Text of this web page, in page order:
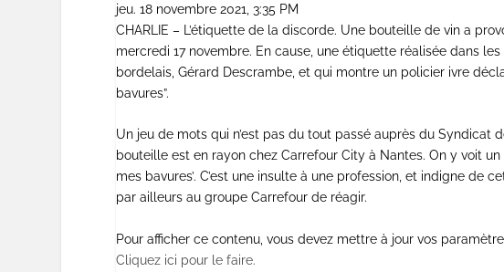
jeu. 18 novembre 2021, 3:35 PM
CHARLIE – L’étiquette de la discorde. Une bouteille de vin a
mercredi 17 novembre. En cause, une étiquette réalisée dans
bordelais, Gérard Descrambe, et qui montre un policier ivre
bavures”.
Un jeu de mots qui n’est pas du tout passé auprès du Syndicat
bouteille est en rayon chez Carrefour City à Nantes. On y voit
mes bavures’. C’est une insulte à une profession, et indigne de
par ailleurs au groupe Carrefour de réagir.
Pour afficher ce contenu, vous devez mettre à jour vos
Cliquez ici pour le faire.